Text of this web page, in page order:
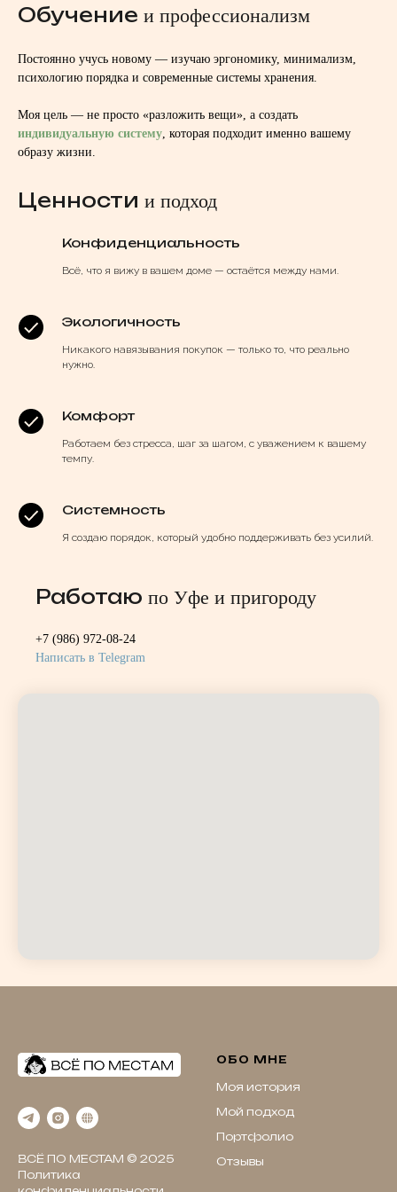
Обучение и профессионализм
Постоянно учусь новому — изучаю эргономику, минимализм,
психологию порядка и современные системы хранения.
Моя цель — не просто «разложить вещи», а создать
индивидуальную систему, которая подходит именно вашему
образу жизни.
Ценности и подход
Конфиденциальность
Всё, что я вижу в вашем доме — остаётся между нами.
Экологичность
Никакого навязывания покупок — только то, что реально
нужно.
Комфорт
Работаем без стресса, шаг за шагом, с уважением к вашему
темпу.
Системность
Я создаю порядок, который удобно поддерживать без усилий.
Работаю по Уфе и пригороду
+7 (986) 972-08-24
Написать в Telegram
ВСЁ ПО МЕСТАМ © 2025
Политика
ОБО МНЕ
Моя история
Мой подход
Портфолио
Отзывы